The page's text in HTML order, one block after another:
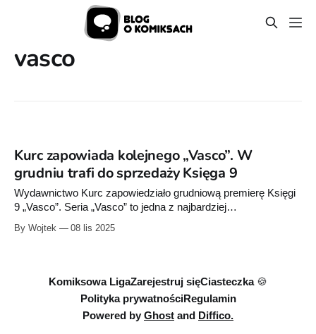
vasco
Kurc zapowiada kolejnego „Vasco”. W
grudniu trafi do sprzedaży Księga 9
Wydawnictwo Kurc zapowiedziało grudniową premierę Księgi
9 „Vasco”. Seria „Vasco” to jedna z najbardziej
rozpoznawalnych historycznych opowieści frankofońskich.
By Wojtek 08 lis 2025
Komiksowa LigaZarejestruj sięCiasteczka 🍪
Polityka prywatnościRegulamin
Powered by Ghost and Diffico.